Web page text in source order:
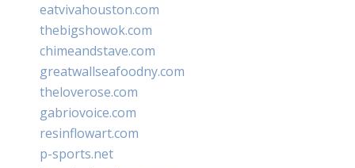
eatvivahouston.com
thebigshowok.com
chimeandstave.com
greatwallseafoodny.com
theloverose.com
gabriovoice.com
resinflowart.com
p-sports.net